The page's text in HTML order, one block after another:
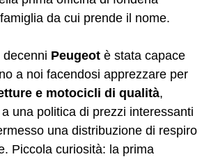
da cui prende il nome.
decenni Peugeot è stata capace
a noi facendosi apprezzare per
e motocicli di qualità,
una politica di prezzi interessanti
una distribuzione di respiro
Piccola curiosità: la prima